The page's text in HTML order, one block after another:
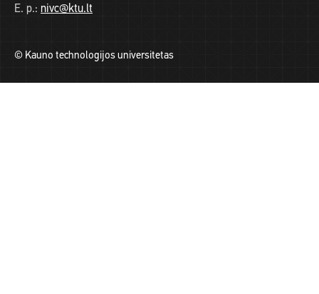
E. p.: nivc@ktu.lt
© Kauno technologijos universitetas